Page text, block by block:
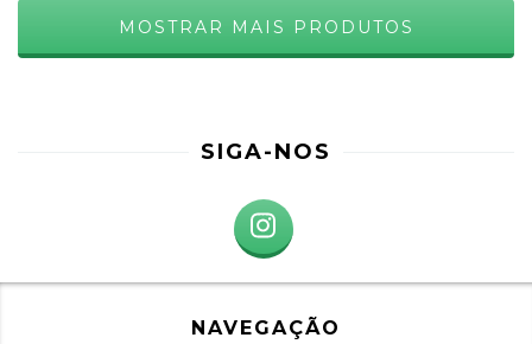
MOSTRAR MAIS PRODUTOS
SIGA-NOS
NAVEGAÇÃO